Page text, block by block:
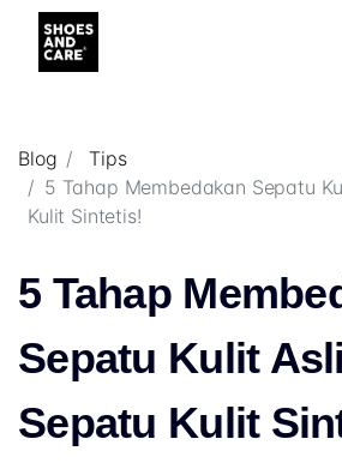
Blog
Tips
5 Tahap Membedakan Sepatu
Kulit Sintetis!
5 Tahap
Sepatu Kulit
Sepatu Kulit